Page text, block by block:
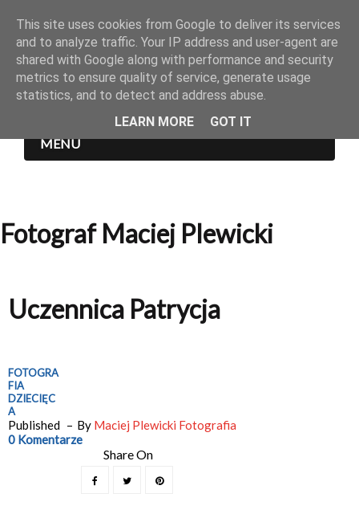
MENU
Fotograf Maciej Plewicki
Uczennica Patrycja
FOTOGRA
FIA
DZIECIĘC
A
Published By Maciej Plewicki Fotografia
0 Komentarze
This site uses cookies from Google to deliver its services
and to analyze traffic. Your IP address and user-agent are
shared with Google along with performance and security
metrics to ensure quality of service, generate usage
statistics, and to detect and address abuse.
LEARN MORE
GOT IT